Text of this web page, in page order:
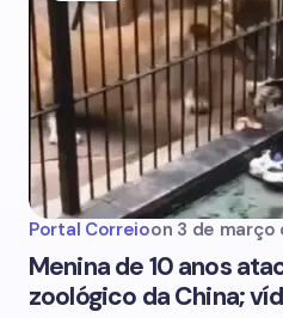
Portal Correioon 3 de março
Menina de 10 anos
zoológico da China;